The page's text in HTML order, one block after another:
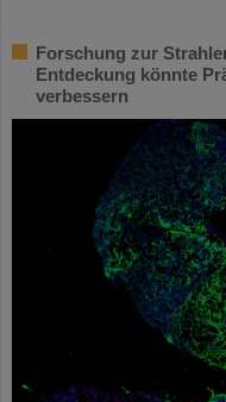
Forschung zur
Entdeckung könnte
verbessern